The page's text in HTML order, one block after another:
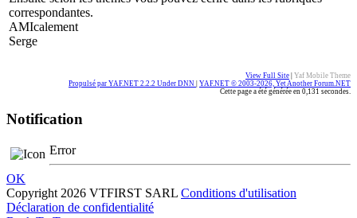
correspondantes.
AMIcalement
Serge
View Full Site Yaf Mobile Theme
Propulsé par YAF.NET 2.2.2 Under DNN YAF.NET © 2003-2026, Yet Another Forum.NET
Cette page a été générée en 0,131 secondes.
Notification
Error
OK
Copyright 2026 VTFIRST SARL Conditions d'utilisation
Déclaration de confidentialité